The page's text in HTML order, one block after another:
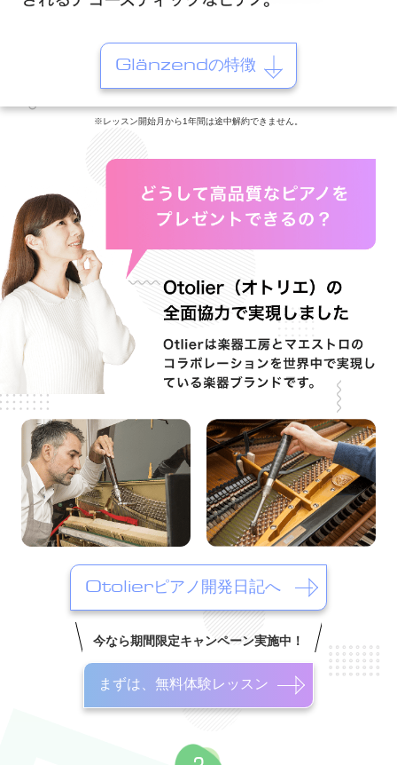
Glänzendの特徴
※レッスン開始月から1年間は途中解約できません。
Otolierピアノ開発日記へ
今なら期間限定キャンペーン実施中！
まずは、無料体験レッスン